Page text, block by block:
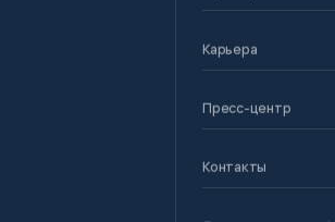
Карьера
Пресс-центр
Контакты